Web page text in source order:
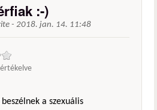
:-)
- 2018. jan. 14. 11:48
a szexuális